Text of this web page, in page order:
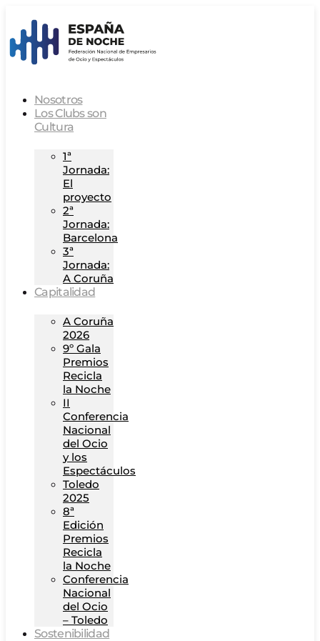
Nosotros
Los Clubs son
Cultura
1ª
Jornada:
El
proyecto
2ª
Jornada:
Barcelona
3ª
Jornada:
A Coruña
Capitalidad
A Coruña
2026
9º Gala
Premios
Recicla
la Noche
II
Conferencia
Nacional
del Ocio
y los
Espectáculos
Toledo
2025
8ª
Edición
Premios
Recicla
la Noche
Conferencia
Nacional
del Ocio
– Toledo
Sostenibilidad